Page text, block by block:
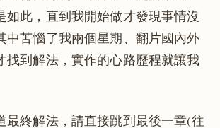
如此，直到我開始做才發現事情沒
中苦惱了我兩個星期、翻片國內外
找到解法，實作的心路歷程就讓我
最終解法，請直接跳到最後一章(往